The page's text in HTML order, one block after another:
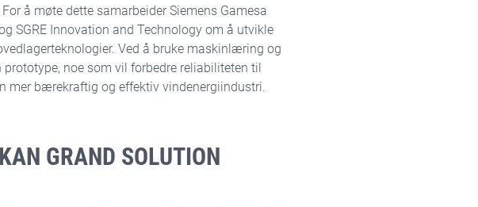
å møte dette samarbeider Siemens Gamesa
SGRE Innovation and Technology om å utvikle
Ved å bruke maskinlæring og
noe som vil forbedre reliabiliteten til
mer bærekraftig og effektiv vindenergiindustri.
GRAND SOLUTION